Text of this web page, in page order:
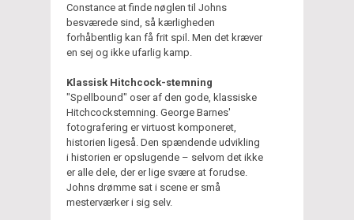
Constance at finde nøglen til Johns
besværede sind, så kærligheden
forhåbentlig kan få frit spil. Men det kræver
en sej og ikke ufarlig kamp.
Klassisk Hitchcock-stemning
"Spellbound" oser af den gode, klassiske
Hitchcockstemning. George Barnes'
fotografering er virtuost komponeret,
historien ligeså. Den spændende udvikling
i historien er opslugende – selvom det ikke
er alle dele, der er lige svære at forudse.
Johns drømme sat i scene er små
mesterværker i sig selv.